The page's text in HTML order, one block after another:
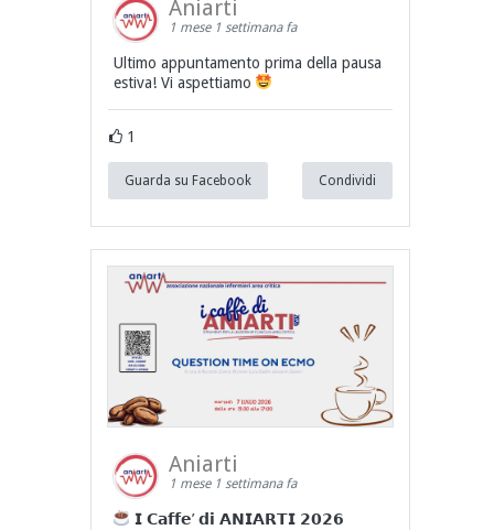
Aniarti
1 mese 1 settimana fa
Ultimo appuntamento prima della pausa
estiva! Vi aspettiamo
1
Guarda su Facebook Condividi
Aniarti
1 mese 1 settimana fa
𝗜 𝗖𝗮𝗳𝗳𝗲’ 𝗱𝗶 𝗔𝗡𝗜𝗔𝗥𝗧𝗜 𝟮𝟬𝟮𝟲